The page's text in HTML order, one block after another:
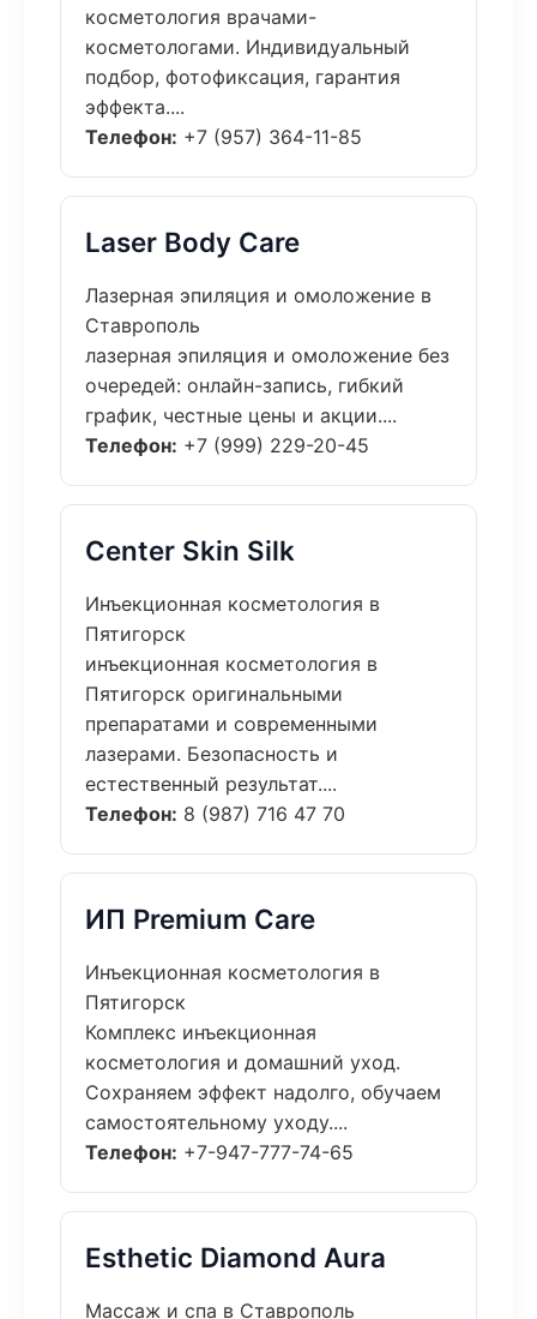
косметология врачами-
косметологами. Индивидуальный
подбор, фотофиксация, гарантия
эффекта....
Телефон: +7 (957) 364-11-85
Laser Body Care
Лазерная эпиляция и омоложение в
Ставрополь
лазерная эпиляция и омоложение без
очередей: онлайн-запись, гибкий
график, честные цены и акции....
Телефон: +7 (999) 229-20-45
Center Skin Silk
Инъекционная косметология в
Пятигорск
инъекционная косметология в
Пятигорск оригинальными
препаратами и современными
лазерами. Безопасность и
естественный результат....
Телефон: 8 (987) 716 47 70
ИП Premium Care
Инъекционная косметология в
Пятигорск
Комплекс инъекционная
косметология и домашний уход.
Сохраняем эффект надолго, обучаем
самостоятельному уходу....
Телефон: +7-947-777-74-65
Esthetic Diamond Aura
Массаж и спа в Ставрополь